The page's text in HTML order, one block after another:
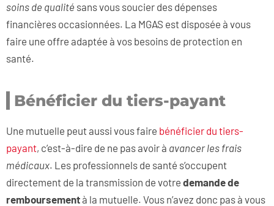
soins de qualité sans vous soucier des dépenses
financières occasionnées. La MGAS est disposée à vous
faire une offre adaptée à vos besoins de protection en
santé.
Bénéficier du tiers-payant
Une mutuelle peut aussi vous faire bénéficier du tiers-
payant, c’est-à-dire de ne pas avoir à avancer les frais
médicaux. Les professionnels de santé s’occupent
directement de la transmission de votre demande de
remboursementà la mutuelle. Vous n’avez donc pas à vous